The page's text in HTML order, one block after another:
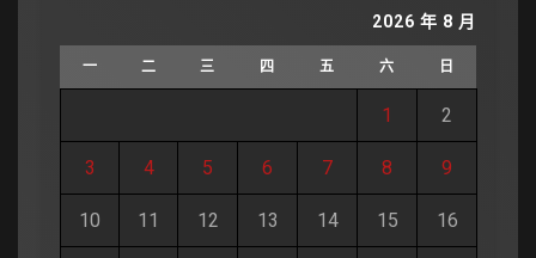
2026 年 8 月
一 二 三 四 五 六 日
1 2
3 4 5 6 7 8 9
10 11 12 13 14 15 16